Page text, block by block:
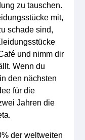
zu tauschen.
mit,
schade sind,
und nimm dir
Wenn du
den nächsten
für die
Jahren die
der weltweiten